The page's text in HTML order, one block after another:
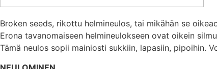
Broken seeds, rikottu helmineulos, tai mikähän se
Erona tavanomaiseen helmineulokseen ovat oikein
Tämä neulos sopii mainiosti sukkiin, lapasiin, pipoihin.